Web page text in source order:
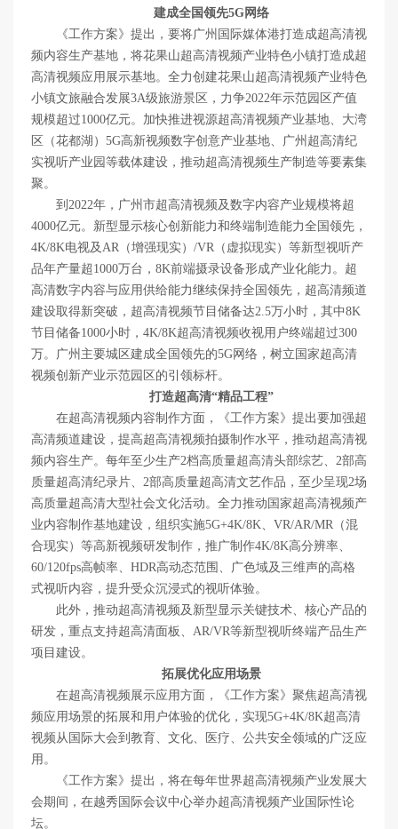
建成全国领先5G网络
《工作方案》提出，要将广州国际媒体港打造成超高清视
频内容生产基地，将花果山超高清视频产业特色小镇打造成超
高清视频应用展示基地。全力创建花果山超高清视频产业特色
小镇文旅融合发展3A级旅游景区，力争2022年示范园区产值
规模超过1000亿元。加快推进视源超高清视频产业基地、大湾
区（花都湖）5G高新视频数字创意产业基地、广州超高清纪
实视听产业园等载体建设，推动超高清视频生产制造等要素集
聚。
到2022年，广州市超高清视频及数字内容产业规模将超
4000亿元。新型显示核心创新能力和终端制造能力全国领先，
4K/8K电视及AR（增强现实）/VR（虚拟现实）等新型视听产
品年产量超1000万台，8K前端摄录设备形成产业化能力。超
高清数字内容与应用供给能力继续保持全国领先，超高清频道
建设取得新突破，超高清视频节目储备达2.5万小时，其中8K
节目储备1000小时，4K/8K超高清视频收视用户终端超过300
万。广州主要城区建成全国领先的5G网络，树立国家超高清
视频创新产业示范园区的引领标杆。
打造超高清“精品工程”
在超高清视频内容制作方面，《工作方案》提出要加强超
高清频道建设，提高超高清视频拍摄制作水平，推动超高清视
频内容生产。每年至少生产2档高质量超高清头部综艺、2部高
质量超高清纪录片、2部高质量超高清文艺作品，至少呈现2场
高质量超高清大型社会文化活动。全力推动国家超高清视频产
业内容制作基地建设，组织实施5G+4K/8K、VR/AR/MR（混
合现实）等高新视频研发制作，推广制作4K/8K高分辨率、
60/120fps高帧率、HDR高动态范围、广色域及三维声的高格
式视听内容，提升受众沉浸式的视听体验。
此外，推动超高清视频及新型显示关键技术、核心产品的
研发，重点支持超高清面板、AR/VR等新型视听终端产品生产
项目建设。
拓展优化应用场景
在超高清视频展示应用方面，《工作方案》聚焦超高清视
频应用场景的拓展和用户体验的优化，实现5G+4K/8K超高清
视频从国际大会到教育、文化、医疗、公共安全领域的广泛应
用。
《工作方案》提出，将在每年世界超高清视频产业发展大
会期间，在越秀国际会议中心举办超高清视频产业国际性论
坛。